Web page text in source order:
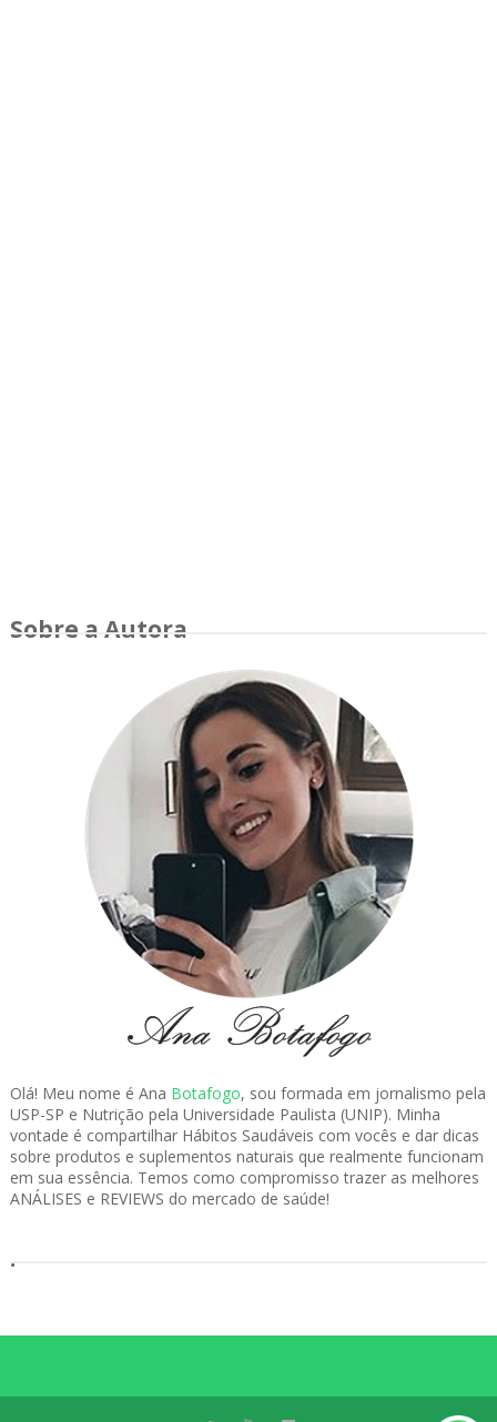
Sobre a Autora
Olá! Meu nome é Ana Botafogo, sou formada em jornalismo pela
USP-SP e Nutrição pela Universidade Paulista (UNIP). Minha
vontade é compartilhar Hábitos Saudáveis com vocês e dar dicas
sobre produtos e suplementos naturais que realmente funcionam
em sua essência. Temos como compromisso trazer as melhores
ANÁLISES e REVIEWS do mercado de saúde!
.